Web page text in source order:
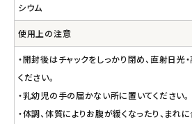
シウム
使用上の注意
・開封後はチャックをしっかり閉め、直射日光
ください。
・乳幼児の手の届かない所に置いてください。
・体調、体質によりお腹が緩くなったり、まれ